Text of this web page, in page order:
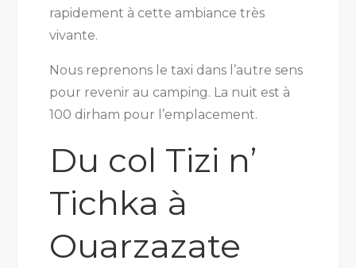
rapidement à cette ambiance très
vivante.
Nous reprenons le taxi dans l’autre sens
pour revenir au camping. La nuit est à
100 dirham pour l’emplacement.
Du col Tizi n’
Tichka à
Ouarzazate